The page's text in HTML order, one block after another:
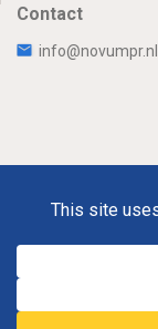
Contact
info@novumpr.nl